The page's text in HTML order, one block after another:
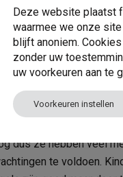
en zijn snel
ze proberen je aan
van genieten en
dus ze hebben veel
te voldoen.
Deze website plaatst
waarmee we onze
blijft anoniem.
zonder uw
uw voorkeuren aan te
Voorkeuren instellen